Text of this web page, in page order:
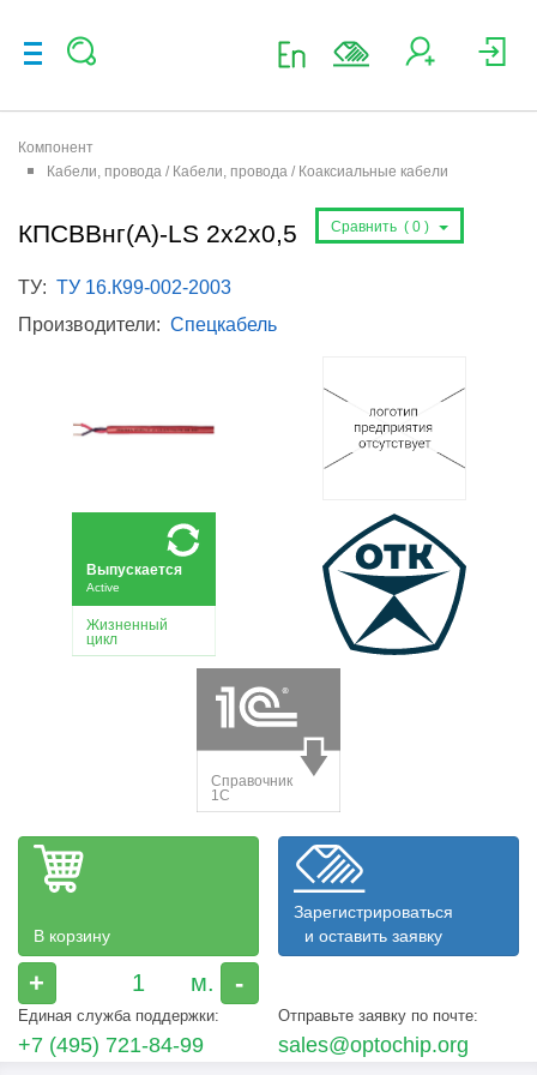
Компонент
Кабели, провода / Кабели, провода / Коаксиальные кабели
КПСВВнг(А)-LS 2х2х0,5 Сравнить ( 0 )
ТУ: ТУ 16.К99-002-2003
Производители: Спецкабель
В корзину
+ -
Зарегистрироваться
и оставить заявку
Единая служба поддержки:
+7 (495) 721-84-99
Отправьте заявку по почте:
sales@optochip.org